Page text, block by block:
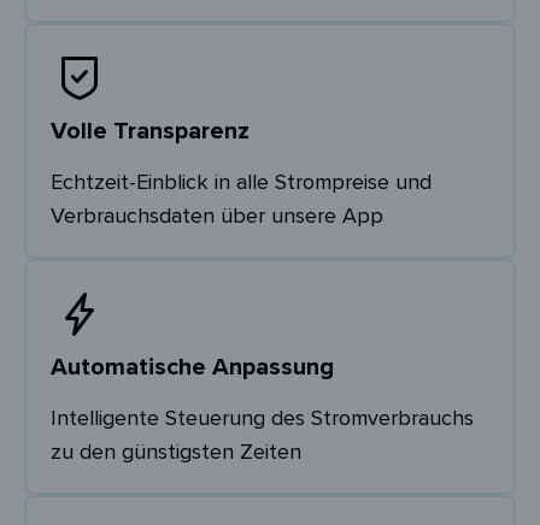
Volle Transparenz
Echtzeit-Einblick in alle Strompreise und
Verbrauchsdaten über unsere App
Automatische Anpassung
Intelligente Steuerung des Stromverbrauchs
zu den günstigsten Zeiten